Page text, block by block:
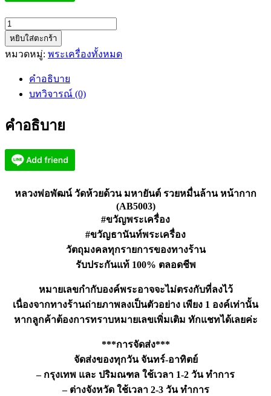
จำนวน
หลวง
พ่อ
มหา
รวย
ล้าน
หยิบใส่ตะกร้า
หมวดหมู่: พระเครื่องทั้งหมด
คำอธิบาย
บทวิจารณ์ (0)
คำอธิบาย
หลวงพ่อพัฒน์ วัดห้วยด้วน มหายันต์ รวยหมื่นล้าน หน้ากาก
(AB5003)
#ขวัญพระเครื่อง
#ขวัญธานันท์พระเครื่อง
วัตถุมงคลทุกรายการของทางร้าน
รับประกันแท้ 100% ตลอดชีพ
หมายเลขกำกับองค์พระอาจจะไม่ตรงกับที่ลงไว้
เนื่องจากทางร้านถ่ายภาพลงเป็นตัวอย่าง เพียง 1 องค์เท่านั้น
หากลูกค้าต้องการทราบหมายเลขเพิ่มเติม ทักแชทได้เลยค่ะ
***การจัดส่ง***
จัดส่งของทุกวัน จันทร์-อาทิตย์
– กรุงเทพ และ ปริมณฑล ใช้เวลา 1-2 วัน ทำการ
– ต่างจังหวัด ใช้เวลา 2-3 วัน ทำการ